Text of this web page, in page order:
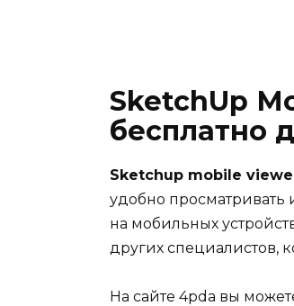
SketchUp
бесплатно
Sketchup mobile
удобно просматривать
на мобильных
других специалистов,
На сайте 4pda вы